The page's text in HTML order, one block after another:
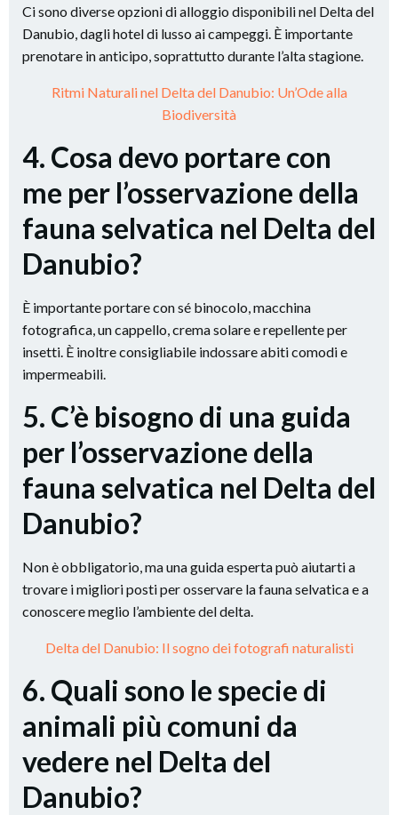
Ci sono diverse opzioni di alloggio disponibili nel Delta del
Danubio, dagli hotel di lusso ai campeggi. È importante
prenotare in anticipo, soprattutto durante l’alta stagione.
Ritmi Naturali nel Delta del Danubio: Un’Ode alla
Biodiversità
4. Cosa devo portare con
me per l’osservazione della
fauna selvatica nel Delta del
Danubio?
È importante portare con sé binocolo, macchina
fotografica, un cappello, crema solare e repellente per
insetti. È inoltre consigliabile indossare abiti comodi e
impermeabili.
5. C’è bisogno di una guida
per l’osservazione della
fauna selvatica nel Delta del
Danubio?
Non è obbligatorio, ma una guida esperta può aiutarti a
trovare i migliori posti per osservare la fauna selvatica e a
conoscere meglio l’ambiente del delta.
Delta del Danubio: Il sogno dei fotografi naturalisti
6. Quali sono le specie di
animali più comuni da
vedere nel Delta del
Danubio?